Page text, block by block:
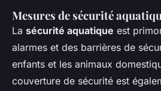
Mesures de sécurité
La sécurité aquatique est
alarmes et des barrières de
enfants et les animaux
couverture de sécurité est